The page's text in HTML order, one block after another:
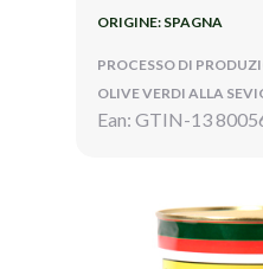
ORIGINE: SPAGNA
PROCESSO DI
OLIVE VERDI ALLA
Ean: GTIN-13